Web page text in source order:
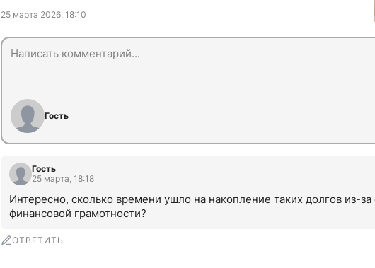
25 марта 2026, 18:10
Гость
Гость
25 марта, 18:18
Интересно, сколько времени ушло на накопление таких долгов из-за
финансовой грамотности?
ОТВЕТИТЬ